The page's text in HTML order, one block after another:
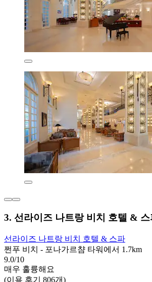
3. 선라이즈 나트랑 비치 호텔 & 스
선라이즈 나트랑 비치 호텔 & 스파
쩐푸 비치 - 포나가르챰 타워에서 1.7km
9.0/10
매우 훌륭해요
(이용 후기 806개)